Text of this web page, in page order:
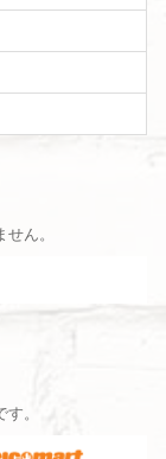
ん。
。